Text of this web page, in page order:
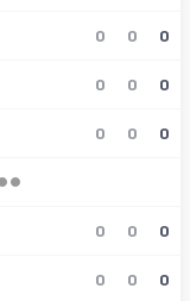
Tokmak
23:00
Hakemler Belli
16 Turu’nda
0 0 0
0 0 0
0 0 0
0 0 0
0 0 0